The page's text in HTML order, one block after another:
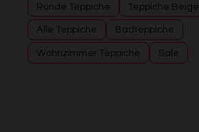
Runde Teppiche Teppiche Beige
Alle Teppiche Badteppiche
Wohnzimmer Teppiche Sale